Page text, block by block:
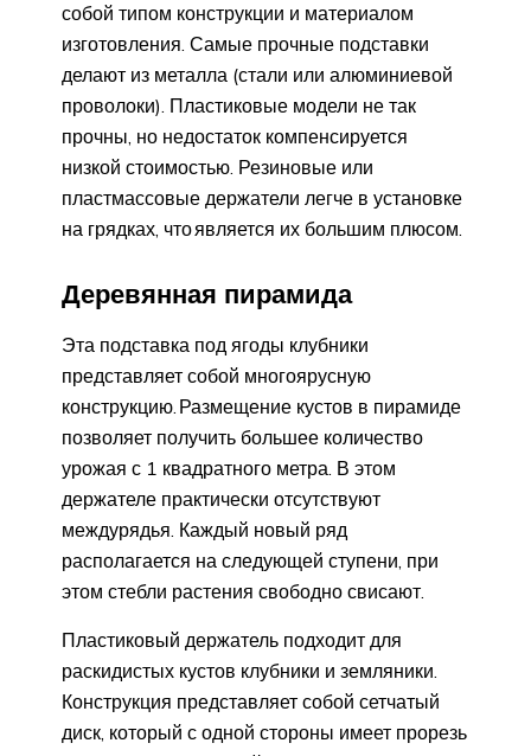
собой типом конструкции и материалом
изготовления. Самые прочные подставки
делают из металла (стали или алюминиевой
проволоки). Пластиковые модели не так
прочны, но недостаток компенсируется
низкой стоимостью. Резиновые или
пластмассовые держатели легче в установке
на грядках, что является их большим плюсом.
Деревянная пирамида
Эта подставка под ягоды клубники
представляет собой многоярусную
конструкцию. Размещение кустов в пирамиде
позволяет получить большее количество
урожая с 1 квадратного метра. В этом
держателе практически отсутствуют
междурядья. Каждый новый ряд
располагается на следующей ступени, при
этом стебли растения свободно свисают.
Пластиковый держатель подходит для
раскидистых кустов клубники и земляники.
Конструкция представляет собой сетчатый
диск, который с одной стороны имеет прорезь